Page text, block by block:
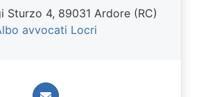
Sturzo 4, 89031 Ardore (RC)
avvocati Locri